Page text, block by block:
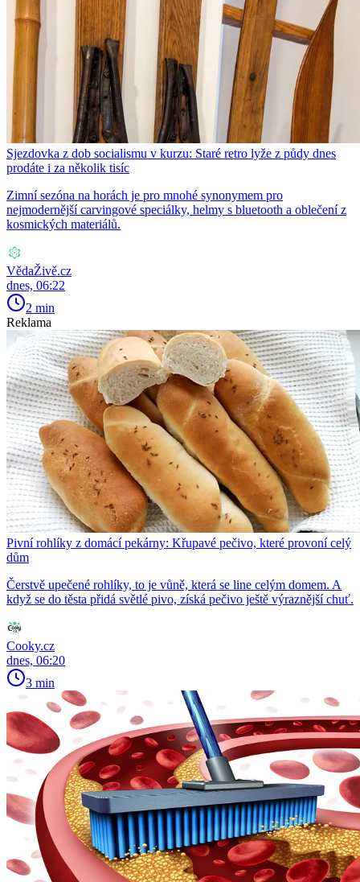
Sjezdovka z dob socialismu v kurzu: Staré retro lyže z půdy dnes
prodáte i za několik tisíc
Zimní sezóna na horách je pro mnohé synonymem pro
nejmodernější carvingové speciálky, helmy s bluetooth a oblečení z
kosmických materiálů.
VědaŽivě.cz
dnes, 06:22
2 min
Reklama
Pivní rohlíky z domácí pekárny: Křupavé pečivo, které provoní celý
dům
Čerstvě upečené rohlíky, to je vůně, která se line celým domem. A
když se do těsta přidá světlé pivo, získá pečivo ještě výraznější chuť.
Cooky.cz
dnes, 06:20
3 min